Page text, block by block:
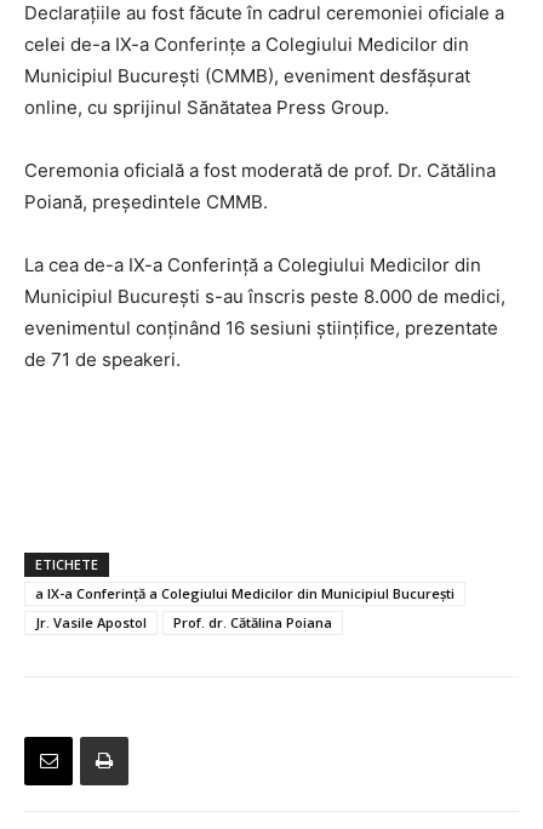
Declarațiile au fost făcute în cadrul ceremoniei oficiale a
celei de-a IX-a Conferințe a Colegiului Medicilor din
Municipiul București (CMMB), eveniment desfășurat
online, cu sprijinul Sănătatea Press Group.
Ceremonia oficială a fost moderată de prof. Dr. Cătălina
Poiană, președintele CMMB.
La cea de-a IX-a Conferință a Colegiului Medicilor din
Municipiul București s-au înscris peste 8.000 de medici,
evenimentul conținând 16 sesiuni științifice, prezentate
de 71 de speakeri.
ETICHETE
a IX-a Conferință a Colegiului Medicilor din Municipiul București
Jr. Vasile Apostol
Prof. dr. Cătălina Poiana